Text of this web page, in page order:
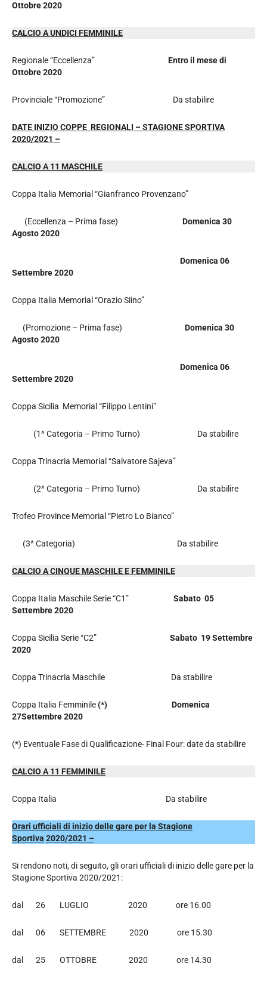
Ottobre 2020
CALCIO A UNDICI FEMMINILE
Regionale “Eccellenza” Entro il mese di
Ottobre 2020
Provinciale “Promozione” Da stabilire
DATE INIZIO COPPE REGIONALI – STAGIONE SPORTIVA
2020/2021 –
CALCIO A 11 MASCHILE
Coppa Italia Memorial “Gianfranco Provenzano”
(Eccellenza – Prima fase) Domenica 30
Agosto 2020
Domenica 06
Settembre 2020
Coppa Italia Memorial “Orazio Siino”
(Promozione – Prima fase) Domenica 30
Agosto 2020
Domenica 06
Settembre 2020
Coppa Sicilia Memorial “Filippo Lentini”
(1^ Categoria – Primo Turno) Da stabilire
Coppa Trinacria Memorial “Salvatore Sajeva”
(2^ Categoria – Primo Turno) Da stabilire
Trofeo Province Memorial “Pietro Lo Bianco”
(3^ Categoria) Da stabilire
CALCIO A CINQUE MASCHILE E FEMMINILE
Coppa Italia Maschile Serie “C1” Sabato 05
Settembre 2020
Coppa Sicilia Serie “C2” Sabato 19 Settembre
2020
Coppa Trinacria Maschile Da stabilire
Coppa Italia Femminile(*)
Domenica
27Settembre 2020
(*) Eventuale Fase di Qualificazione- Final Four: date da stabilire
CALCIO A 11 FEMMINILE
Coppa Italia Da stabilire
Orari ufficiali di inizio delle gare per la Stagione
Sportiva 2020/2021 –
Si rendono noti, di seguito, gli orari ufficiali di inizio delle gare per la
Stagione Sportiva 2020/2021:
dal 26 LUGLIO 2020 ore 16.00
dal 06 SETTEMBRE 2020 ore 15.30
dal 25 OTTOBRE 2020 ore 14.30